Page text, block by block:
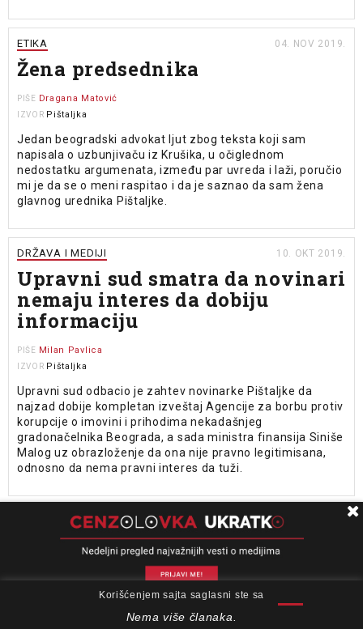
ETIKA 04. NOV 2019.
Žena predsednika
PIŠE Dragana Matović
IZVOR Pištaljka
Jedan beogradski advokat ljut zbog teksta koji sam
napisala o uzbunjivaču iz Krušika, u očiglednom
nedostatku argumenata, između par uvreda i laži, poručio
mi je da se o meni raspitao i da je saznao da sam žena
glavnog urednika Pištaljke.
DRŽAVA I MEDIJI 10. OKT 2019.
Upravni sud smatra da novinari
nemaju interes da dobiju
informaciju
PIŠE Milan Pavlica
IZVOR Pištaljka
Upravni sud odbacio je zahtev novinarke Pištaljke da
najzad dobije kompletan izveštaj Agencije za borbu protiv
korupcije o imovini i prihodima nekadašnjeg
gradonačelnika Beograda, a sada ministra finansija Siniše
Malog uz obrazloženje da ona nije pravno legitimisana,
odnosno da nema pravni interes da tuži.
08. FEB 2019.
Pištaljka traži novinare
Portal Pištaljka (www.pistaljka.rs) raspisao je konkurs za
Impresum Podrška Kontakt
Newsletter
Korišćenjem sajta saglasni ste sa
Uslovima korišćenja i Politikom privatnosti